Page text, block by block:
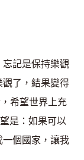
記是保持樂觀
了，結果變得
希望世界上充
是：如果可以
個國家，讓我